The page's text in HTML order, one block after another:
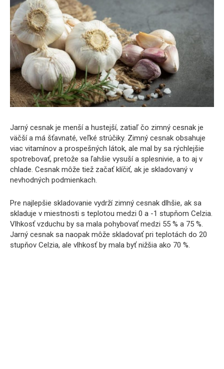
Jarný cesnak je menší a hustejší, zatiaľ čo zimný cesnak je
väčší a má šťavnaté, veľké strúčiky. Zimný cesnak obsahuje
viac vitamínov a prospešných látok, ale mal by sa rýchlejšie
spotrebovať, pretože sa ľahšie vysuší a splesnivie, a to aj v
chlade. Cesnak môže tiež začať klíčiť, ak je skladovaný v
nevhodných podmienkach.
Pre najlepšie skladovanie vydrží zimný cesnak dlhšie, ak sa
skladuje v miestnosti s teplotou medzi 0 a -1 stupňom Celzia.
Vlhkosť vzduchu by sa mala pohybovať medzi 55 % a 75 %.
Jarný cesnak sa naopak môže skladovať pri teplotách do 20
stupňov Celzia, ale vlhkosť by mala byť nižšia ako 70 %.